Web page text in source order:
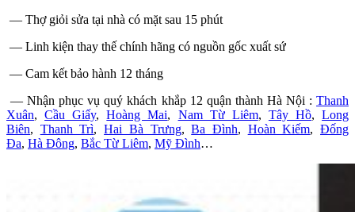
— Thợ giỏi sửa tại nhà có mặt sau 15 phút
— Linh kiện thay thế chính hãng có nguồn gốc xuất sứ
— Cam kết bảo hành 12 tháng
— Nhận phục vụ quý khách khắp 12 quận thành Hà Nội : Thanh
Xuân,Cầu Giấy,Hoàng Mai, Nam Từ Liêm, Tây Hồ,Long
Biên, Thanh Trì,Hai Bà Trưng,Ba Đình, Hoàn Kiếm,Đống
Đa, Hà Đông, Bắc Từ Liêm, Mỹ Đình…